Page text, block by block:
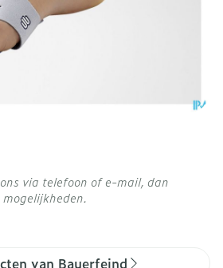
via telefoon of e-mail, dan
van Bauerfeind